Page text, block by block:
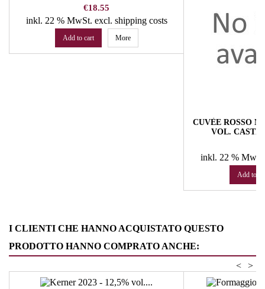
Price
€18.55
inkl. 22 % MwSt. excl. shipping costs
Add to cart More
CUVÈE ROSSO
VOL.
inkl. 22 %
Add to
I CLIENTI CHE HANNO ACQUISTATO QUESTO
PRODOTTO HANNO COMPRATO ANCHE:
>
<